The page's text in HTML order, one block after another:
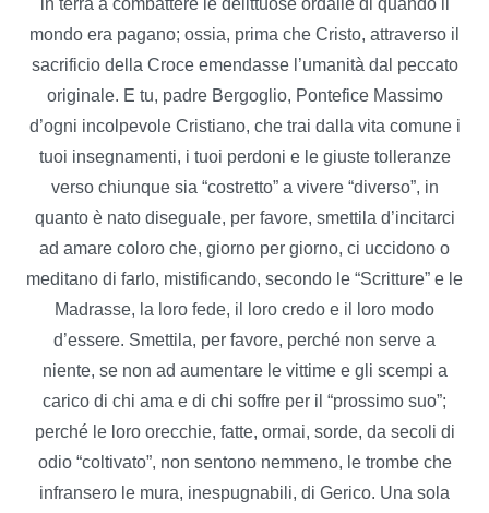
in terra a combattere le delittuose ordalie di quando il
mondo era pagano; ossia, prima che Cristo, attraverso il
sacrificio della Croce emendasse l’umanità dal peccato
originale. E tu, padre Bergoglio, Pontefice Massimo
d’ogni incolpevole Cristiano, che trai dalla vita comune i
tuoi insegnamenti, i tuoi perdoni e le giuste tolleranze
verso chiunque sia “costretto” a vivere “diverso”, in
quanto è nato diseguale, per favore, smettila d’incitarci
ad amare coloro che, giorno per giorno, ci uccidono o
meditano di farlo, mistificando, secondo le “Scritture” e le
Madrasse, la loro fede, il loro credo e il loro modo
d’essere. Smettila, per favore, perché non serve a
niente, se non ad aumentare le vittime e gli scempi a
carico di chi ama e di chi soffre per il “prossimo suo”;
perché le loro orecchie, fatte, ormai, sorde, da secoli di
odio “coltivato”, non sentono nemmeno, le trombe che
infransero le mura, inespugnabili, di Gerico. Una sola